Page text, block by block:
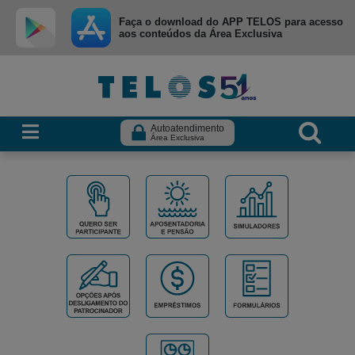
Ir para menu principal
Ir para conteúdo
Faça o download do APP TELOS para acesso
aos conteúdos da Área Exclusiva
Autoatendimento
Área Exclusiva